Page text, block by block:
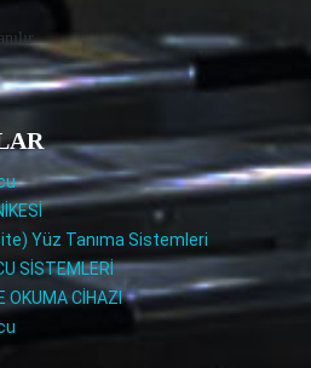
Yüz Tanıma Sistemleri
SİSTEMLERİ
OKUMA CİHAZI